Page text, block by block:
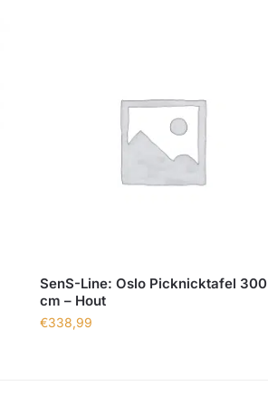
SenS-Line: Oslo Picknicktafel 300
cm – Hout
€338,99